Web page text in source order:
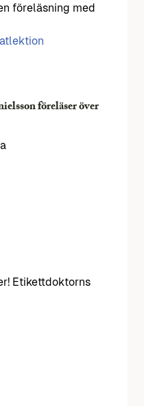
föreläsning med
föreläser över
Etikettdoktorns